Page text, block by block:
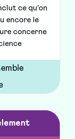
ce qu’on
encore le
concerne